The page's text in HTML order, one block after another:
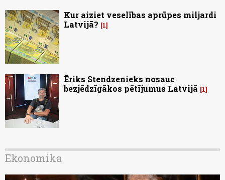
Kur aiziet veselības aprūpes miljardi
Latvijā?
1
Ēriks Stendzenieks nosauc
bezjēdzīgākos pētījumus Latvijā
1
Ekonomika